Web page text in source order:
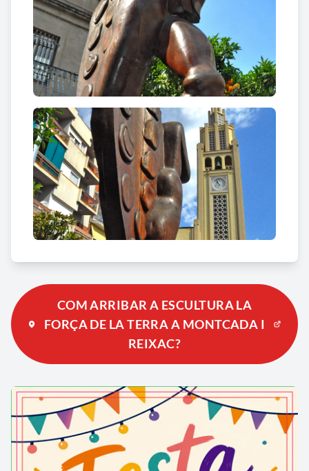
COM ARRIBAR A ESCULTURA LA
FORÇA DE LA TERRA A MONTCADA I
REIXAC?